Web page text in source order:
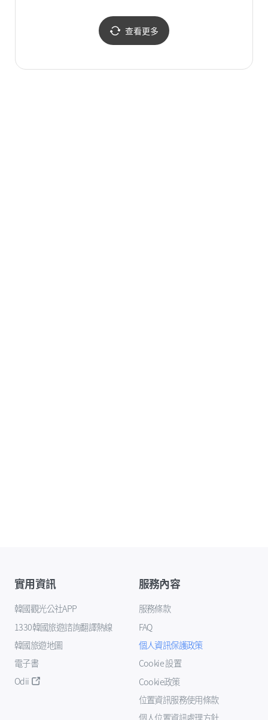
로렌 롯데백화점 잠실점)
잠실점)
查看更多
實用資訊
韓國觀光公社APP
1330韓國旅遊諮詢翻譯熱線
韓國旅遊地圖
電子書
Odii
服務內容
服務條款
FAQ
個人資訊保護政策
Cookie 設置
Cookie政策
位置資訊服務使用條款